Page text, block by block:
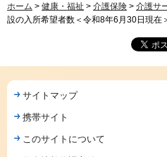
ホーム > 健康・福祉 > 介護保険 > 介護サ
設の入所希望者数＜令和8年6月30日現在
サイトマップ
携帯サイト
このサイトについて